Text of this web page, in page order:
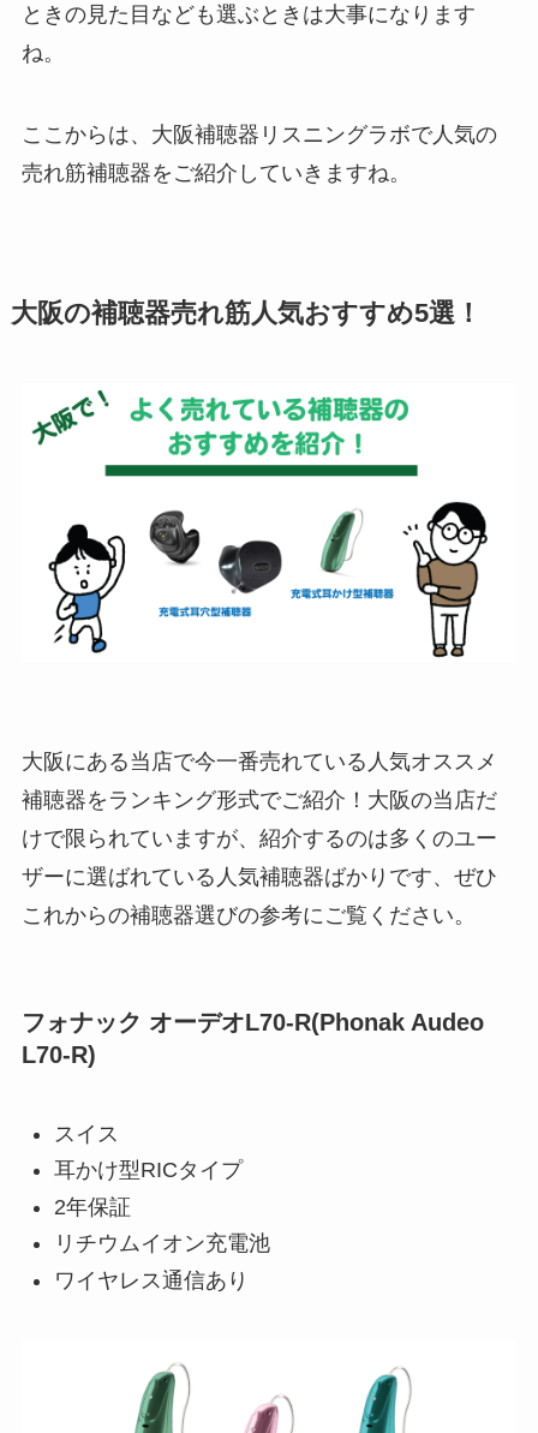
ときの見た目なども選ぶときは大事になります
ね。
ここからは、大阪補聴器リスニングラボで人気の
売れ筋補聴器をご紹介していきますね。
大阪の補聴器売れ筋人気おすすめ5選！
大阪にある当店で今一番売れている人気オススメ
補聴器をランキング形式でご紹介！大阪の当店だ
けで限られていますが、紹介するのは多くのユー
ザーに選ばれている人気補聴器ばかりです、ぜひ
これからの補聴器選びの参考にご覧ください。
フォナック オーデオL70-R(Phonak Audeo
L70-R)
スイス
耳かけ型RICタイプ
2年保証
リチウムイオン充電池
ワイヤレス通信あり